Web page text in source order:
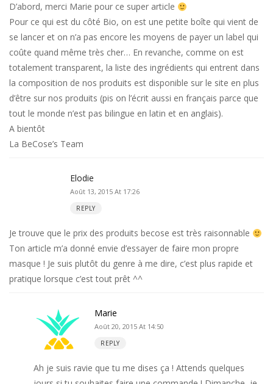
D’abord, merci Marie pour ce super article
Pour ce qui est du côté Bio, on est une petite boîte qui vient de
se lancer et on n’a pas encore les moyens de payer un label qui
coûte quand même très cher… En revanche, comme on est
totalement transparent, la liste des ingrédients qui entrent dans
la composition de nos produits est disponible sur le site en plus
d’être sur nos produits (pis on l’écrit aussi en français parce que
tout le monde n’est pas bilingue en latin et en anglais).
A bientôt
La BeCose’s Team
Elodie
Août 13, 2015 At 17:26
REPLY
Je trouve que le prix des produits becose est très raisonnable
Ton article m’a donné envie d’essayer de faire mon propre
masque ! Je suis plutôt du genre à me dire, c’est plus rapide et
pratique lorsque c’est tout prêt ^^
Marie
Août 20, 2015 At 14:50
REPLY
Ah je suis ravie que tu me dises ça ! Attends quelques